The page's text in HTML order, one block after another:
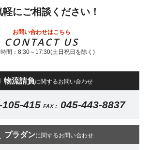
軽にご相談ください！
お問い合わせはこちら
CONTACT US
間：8:30～17:30(土日祝日を除く)
物流請負に関するお問い合わせ
105-415 FAX： 045-443-8837
プラダンに関するお問い合わせ